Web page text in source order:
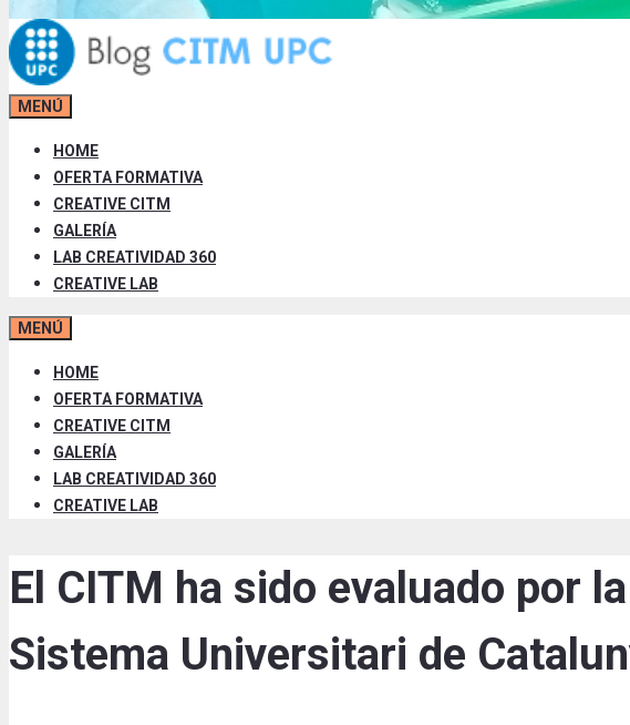
MENÚ
HOME
OFERTA FORMATIVA
CREATIVE CITM
GALERÍA
LAB CREATIVIDAD 360
CREATIVE LAB
MENÚ
HOME
OFERTA FORMATIVA
CREATIVE CITM
GALERÍA
LAB CREATIVIDAD 360
CREATIVE LAB
El CITM ha sido evaluado por
Sistema Universitari de